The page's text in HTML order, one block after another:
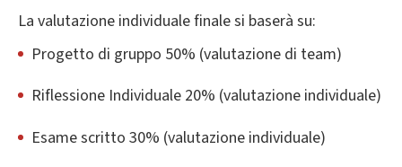
La valutazione individuale finale si baserà su:
Progetto di gruppo 50% (valutazione di team)
Riflessione Individuale 20% (valutazione individuale)
Esame scritto 30% (valutazione individuale)